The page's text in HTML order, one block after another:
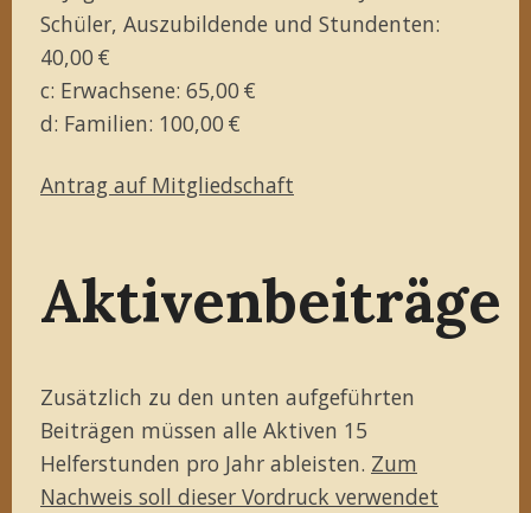
Schüler, Auszubildende und Stundenten:
40,00 €
c: Erwachsene: 65,00 €
d: Familien: 100,00 €
Antrag auf Mitgliedschaft
Aktivenbeiträge
Zusätzlich zu den unten aufgeführten
Beiträgen müssen alle Aktiven 15
Helferstunden pro Jahr ableisten. Zum
Nachweis soll dieser Vordruck verwendet